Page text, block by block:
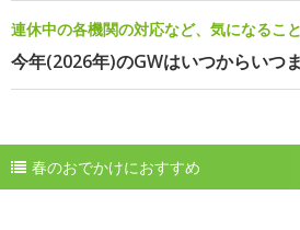
連休中の各機関の対応など、気になるこ
今年(2026年)のGWはいつからいつ
春のおでかけにおすすめ